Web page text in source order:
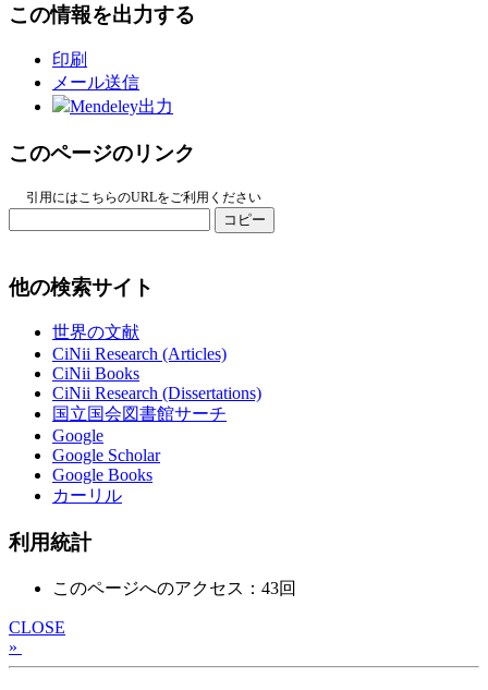
この情報を出力する
印刷
メール送信
Mendeley出力
このページのリンク
引用にはこちらのURLをご利用ください
コピー
他の検索サイト
世界の文献
CiNii Research (Articles)
CiNii Books
CiNii Research (Dissertations)
国立国会図書館サーチ
Google
Google Scholar
Google Books
カーリル
利用統計
このページへのアクセス：43回
CLOSE
»